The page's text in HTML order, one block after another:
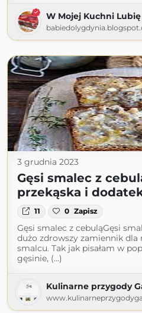
W Mojej Kuchni Lubię
3 grudnia 2023
Gęsi smalec z
przekąska i
11 0 Zapisz
Gęsi smalec z cebuląGęsi
dużo zdrowszy zamiennik dla
smalcu. Tak jak pisałam w
gęsinie, (...)
Kulinarne przygody